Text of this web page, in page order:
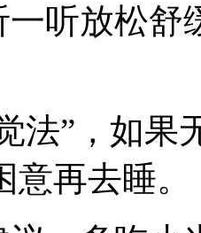
放松舒
”，如果
再去睡。